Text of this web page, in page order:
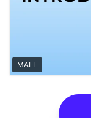
MALL